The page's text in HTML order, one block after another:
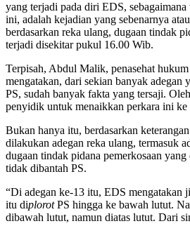
yang terjadi pada diri EDS,
ini, adalah kejadian yang sebenarnya
berdasarkan reka ulang, dugaan tindak
terjadi disekitar pukul 16.00 Wib.
Terpisah, Abdul Malik, penasehat
mengatakan, dari sekian banyak adegan
PS, sudah banyak fakta yang tersaji.
penyidik untuk menaikkan perkara ini
Bukan hanya itu, berdasarkan
dilakukan adegan reka ulang, termasuk
dugaan tindak pidana pemerkosaan
tidak dibantah PS.
“Di adegan ke-13 itu, EDS mengatakan
itu diplorotPS hingga ke bawah lutut.
dibawah lutut, namun diatas lutut. Dari